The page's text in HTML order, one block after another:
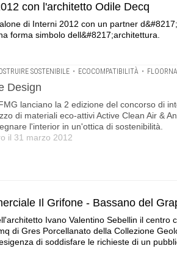
con l'architetto Odile Decq
di Interni 2012 con un partner
forma simbolo dell&#8217;architettura.
SOSTENIBILE • ECOCOMPATIBILITÀ •
Design
lanciano la 2 edizione del concorso di
di materiali eco-attivi Active Clean Air &
l'interior in un'ottica di sostenibilità.
il 31 marzo 2012
Il Grifone - Bassano del
Ivano Valentino Sebellin il centro
di Gres Porcellanato della Collezione
di soddisfare le richieste di un